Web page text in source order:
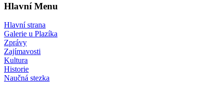
Hlavní Menu
Hlavní strana
Galerie u Plazíka
Zprávy
Zajímavosti
Kultura
Historie
Naučná stezka